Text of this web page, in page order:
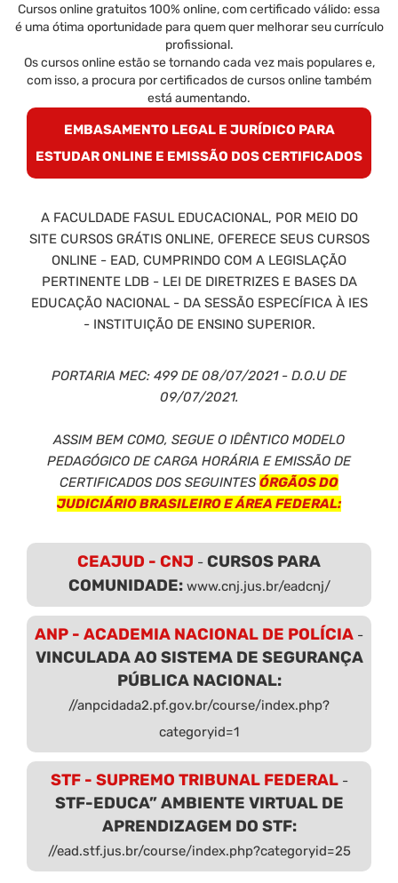
Cursos online gratuitos 100% online, com certificado válido: essa
é uma ótima oportunidade para quem quer melhorar seu currículo
profissional.
Os cursos online estão se tornando cada vez mais populares e,
com isso, a procura por certificados de cursos online também
está aumentando.
EMBASAMENTO LEGAL E JURÍDICO PARA
ESTUDAR ONLINE E EMISSÃO DOS CERTIFICADOS
A FACULDADE FASUL EDUCACIONAL, POR MEIO DO
SITE CURSOS GRÁTIS ONLINE, OFERECE SEUS CURSOS
ONLINE - EAD, CUMPRINDO COM A LEGISLAÇÃO
PERTINENTE LDB - LEI DE DIRETRIZES E BASES DA
EDUCAÇÃO NACIONAL - DA SESSÃO ESPECÍFICA À IES
- INSTITUIÇÃO DE ENSINO SUPERIOR.
PORTARIA MEC: 499 DE 08/07/2021 - D.O.U DE
09/07/2021.
ASSIM BEM COMO, SEGUE O IDÊNTICO MODELO
PEDAGÓGICO DE CARGA HORÁRIA E EMISSÃO DE
CERTIFICADOS DOS SEGUINTES ÓRGÃOS DO
JUDICIÁRIO BRASILEIRO E ÁREA FEDERAL:
CEAJUD - CNJ - CURSOS PARA
COMUNIDADE: www.cnj.jus.br/eadcnj/
ANP - ACADEMIA NACIONAL DE POLÍCIA -
VINCULADA AO SISTEMA DE SEGURANÇA
PÚBLICA NACIONAL:
//anpcidada2.pf.gov.br/course/index.php?
categoryid=1
STF - SUPREMO TRIBUNAL FEDERAL-
STF-EDUCA” AMBIENTE VIRTUAL DE
APRENDIZAGEM DO STF:
//ead.stf.jus.br/course/index.php?categoryid=25